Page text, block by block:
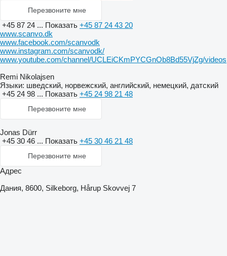
Перезвоните мне
+45 87 24 ... Показать +45 87 24 43 20
www.scanvo.dk
www.facebook.com/scanvodk
www.instagram.com/scanvodk/
www.youtube.com/channel/UCLEiCKmPYCGnOb8Bd55VjZg/videos
Remi Nikolajsen
Языки: шведский, норвежский, английский, немецкий, датский
+45 24 98 ... Показать +45 24 98 21 48
Перезвоните мне
Jonas Dürr
+45 30 46 ... Показать +45 30 46 21 48
Перезвоните мне
Адрес
Дания, 8600, Silkeborg, Hårup Skovvej 7